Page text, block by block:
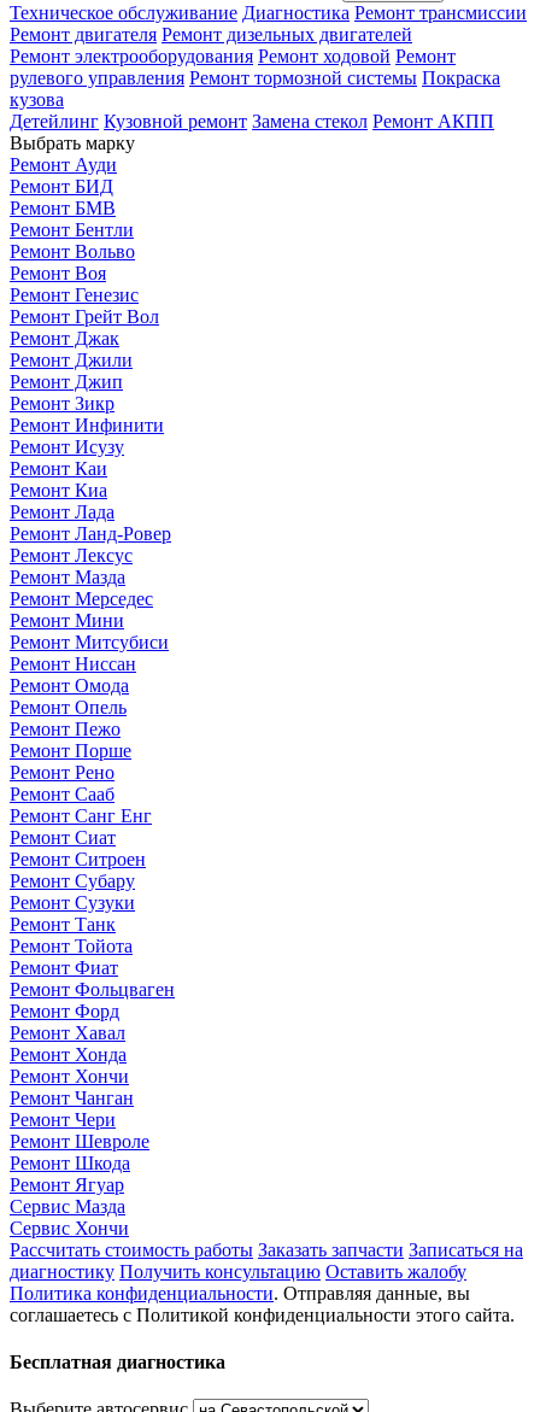
Техническое обслуживание Диагностика Ремонт трансмиссии
Ремонт двигателя Ремонт дизельных двигателей
Ремонт электрооборудования Ремонт ходовой Ремонт
рулевого управления Ремонт тормозной системы Покраска
кузова
Детейлинг Кузовной ремонт Замена стекол Ремонт АКПП
Выбрать марку
Ремонт Ауди
Ремонт БИД
Ремонт БМВ
Ремонт Бентли
Ремонт Вольво
Ремонт Воя
Ремонт Генезис
Ремонт Грейт Вол
Ремонт Джак
Ремонт Джили
Ремонт Джип
Ремонт Зикр
Ремонт Инфинити
Ремонт Исузу
Ремонт Каи
Ремонт Киа
Ремонт Лада
Ремонт Ланд-Ровер
Ремонт Лексус
Ремонт Мазда
Ремонт Мерседес
Ремонт Мини
Ремонт Митсубиси
Ремонт Ниссан
Ремонт Омода
Ремонт Опель
Ремонт Пежо
Ремонт Порше
Ремонт Рено
Ремонт Сааб
Ремонт Санг Енг
Ремонт Сиат
Ремонт Ситроен
Ремонт Субару
Ремонт Сузуки
Ремонт Танк
Ремонт Тойота
Ремонт Фиат
Ремонт Фольцваген
Ремонт Форд
Ремонт Хавал
Ремонт Хонда
Ремонт Хончи
Ремонт Чанган
Ремонт Чери
Ремонт Шевроле
Ремонт Шкода
Ремонт Ягуар
Сервис Мазда
Сервис Хончи
Рассчитать стоимость работы Заказать запчасти Записаться на
диагностику Получить консультацию Оставить жалобу
Политика конфиденциальности. Отправляя данные, вы
соглашаетесь с Политикой конфиденциальности этого сайта.
Бесплатная диагностика